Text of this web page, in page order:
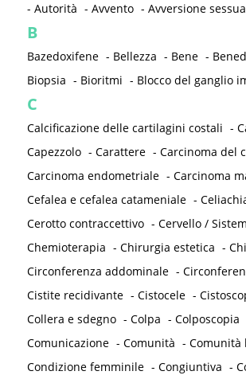
- Autorità - Avvento - Avversione
B
Bazedoxifene - Bellezza - Bene -
Biopsia - Bioritmi - Blocco del ganglio
C
Calcificazione delle cartilagini costali -
Capezzolo - Carattere - Carcinoma del
Carcinoma endometriale - Carcinoma
Cefalea e cefalea catameniale -
Cerotto contraccettivo - Cervello /
Chemioterapia - Chirurgia estetica -
Circonferenza addominale -
Cistite recidivante - Cistocele -
Collera e sdegno - Colpa - Colposcopia
Comunicazione - Comunità -
Condizione femminile - Congiuntiva -